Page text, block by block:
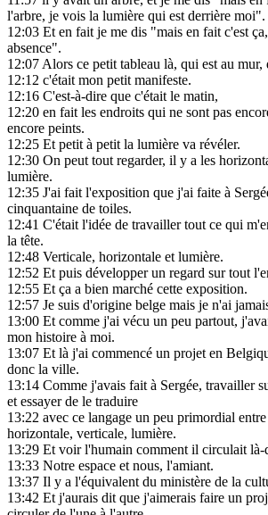
l'arbre, je vois la lumière qui est derrière moi".
12:03 Et en fait je me dis "mais en fait c'est
absence".
12:07Alors ce petit tableau là, qui est au mur,
12:12 c'était mon petit manifeste.
12:16 C'est-à-dire que c'était le matin,
12:20 en fait les endroits qui ne sont pas
encore peints.
12:25 Et petit à petit la lumière va révéler.
12:30 On peut tout regarder, il y a les
lumière.
12:35 J'ai fait l'exposition que j'ai faite à
cinquantaine de toiles.
12:41 C'était l'idée de travailler tout ce qui
la tête.
12:48 Verticale, horizontale et lumière.
12:52 Et puis développer un regard sur tout
12:55 Et ça a bien marché cette exposition.
12:57 Je suis d'origine belge mais je n'ai
13:00 Et comme j'ai vécu un peu partout,
mon histoire à moi.
13:07 Et là j'ai commencé un projet en
donc la ville.
13:14 Comme j'avais fait à Sergée, travailler
et essayer de le traduire
13:22 avec ce langage un peu primordial
horizontale, verticale, lumière.
13:29 Et voir l'humain comment il circulait là-
13:33 Notre espace et nous, l'amiant.
13:37 Il y a l'équivalent du ministère de la
13:42 Et j'aurais dit que j'aimerais faire un